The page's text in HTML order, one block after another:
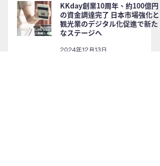
KKday創業10周年、約100億円
の資金調達完了 日本市場強化と
観光業のデジタル化促進で新た
なステージへ
2024年12月13日